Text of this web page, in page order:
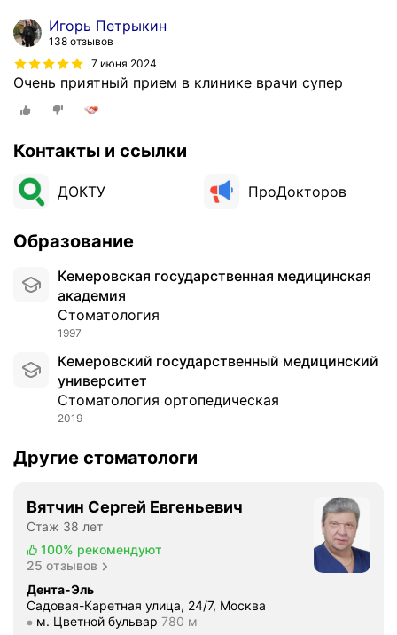
.
К
а
к
с
г
а
с
ё
н
а
в
о
т
е
е
в
е
р
я
т
х
о
ж
у
в
т
к
н
к
у
с
с
в
о
с
п
р
у
г
о
,
Игорь Петрыкин
138 отзывов
7 июня 2024
Очень приятный прием в клинике врачи супер
Контакты и ссылки
ДОКТУ ПроДокторов
Образование
Кемеровская государственная медицинская
академия
Стоматология
1997
Кемеровский государственный медицинский
университет
Стоматология ортопедическая
2019
Другие стоматологи
Вятчин Сергей Евгеньевич
Стаж 38 лет
100% рекомендуют
25 отзывов
Дента-Эль
Садовая-Каретная улица, 24/7, Москва
Метро м. Цветной бульвар Расстояние 780 м
м. Цветной бульвар 780 м